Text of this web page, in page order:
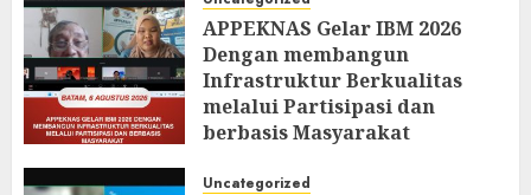
APPEKNAS Gelar IBM 2026
Dengan membangun
Infrastruktur Berkualitas
melalui Partisipasi dan
berbasis Masyarakat
Uncategorized